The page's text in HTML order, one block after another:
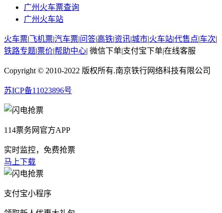
广州火车票查询
广州火车站
火车票|飞机票|汽车票|问答|高铁|资讯|城市|火车站|代售点|车次|
铁路专题|票价|帮助中心| 微信下单|支付宝下单|在线客服
Copyright © 2010-2022 版权所有.南京铁行网络科技有限公司
苏ICP备11023896号
114票务网官方APP
实时监控，免费抢票
马上下载
支付宝小程序